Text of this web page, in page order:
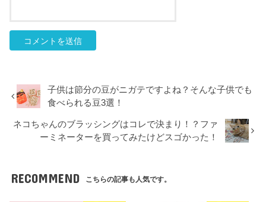
子供は節分の豆がニガテですよね？そんな子供でも
食べられる豆3選！
ネコちゃんのブラッシングはコレで決まり！？ファ
ーミネーターを買ってみたけどスゴかった！
RECOMMEND こちらの記事も人気です。